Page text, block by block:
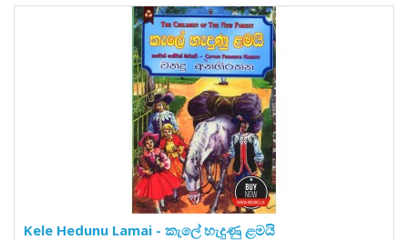
Kele Hedunu Lamai - කැලේ හැදුණු ළමයි